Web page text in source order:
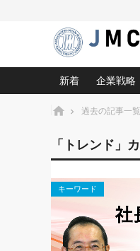
新着
第153回「内需企業
う間にグローバル成
FOOD & LIFE
企業戦略
中小企
利益を
強い会
日本レ
(3)
武器と
ホーム 過去の記事一覧
「トレンド」
キーワード